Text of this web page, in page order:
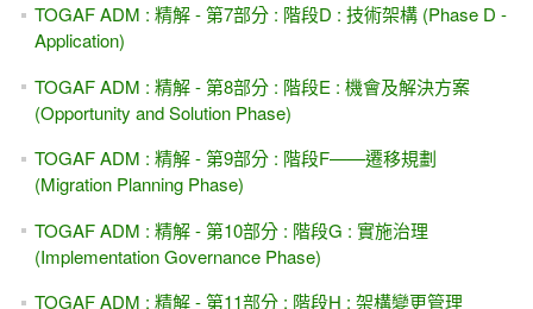
TOGAF ADM : 精解 - 第7部分 : 階段D : 技術架構 (Phase D -
Application)
TOGAF ADM : 精解 - 第8部分 : 階段E : 機會及解決方案
(Opportunity and Solution Phase)
TOGAF ADM : 精解 - 第9部分 : 階段F——遷移規劃
(Migration Planning Phase)
TOGAF ADM : 精解 - 第10部分 : 階段G : 實施治理
(Implementation Governance Phase)
TOGAF ADM : 精解 - 第11部分 : 階段H : 架構變更管理